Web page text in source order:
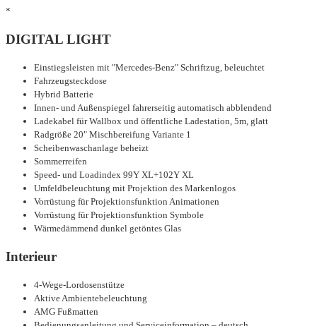
*
DIGITAL LIGHT
Einstiegsleisten mit "Mercedes-Benz" Schriftzug, beleuchtet
Fahrzeugsteckdose
Hybrid Batterie
Innen- und Außenspiegel fahrerseitig automatisch abblendend
Ladekabel für Wallbox und öffentliche Ladestation, 5m, glatt
Radgröße 20" Mischbereifung Variante 1
Scheibenwaschanlage beheizt
Sommerreifen
Speed- und Loadindex 99Y XL+102Y XL
Umfeldbeleuchtung mit Projektion des Markenlogos
Vorrüstung für Projektionsfunktion Animationen
Vorrüstung für Projektionsfunktion Symbole
Wärmedämmend dunkel getöntes Glas
Interieur
4-Wege-Lordosenstütze
Aktive Ambientebeleuchtung
AMG Fußmatten